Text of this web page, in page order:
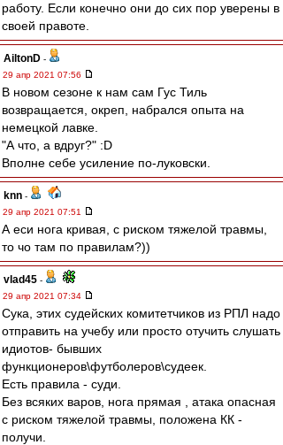
работу. Если конечно они до сих пор уверены в
своей правоте.
AiltonD -
29 апр 2021 07:56
В новом сезоне к нам сам Гус Тиль
возвращается, окреп, набрался опыта на
немецкой лавке.
"А что, а вдруг?" :D
Вполне себе усиление по-луковски.
knn -
29 апр 2021 07:51
А еси нога кривая, с риском тяжелой травмы,
то чо там по правилам?))
vlad45 -
29 апр 2021 07:34
Сука, этих судейских комитетчиков из РПЛ надо
отправить на учебу или просто отучить слушать
идиотов- бывших
функционеров\футболеров\судеек.
Есть правила - суди.
Без всяких варов, нога прямая , атака опасная
с риском тяжелой травмы, положена КК -
получи.